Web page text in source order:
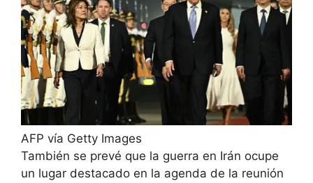
AFP vía Getty Images
También se prevé que la guerra en Irán ocupe
un lugar destacado en la agenda de la reunión